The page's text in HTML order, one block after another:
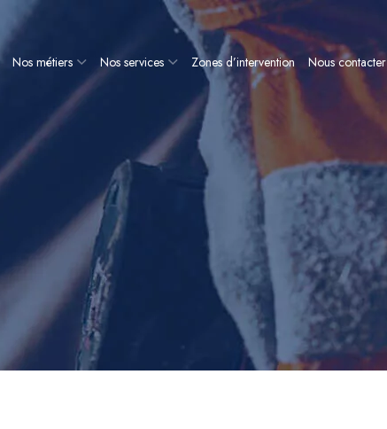
Nos métiers Nos services Zones d’intervention Nous contacter